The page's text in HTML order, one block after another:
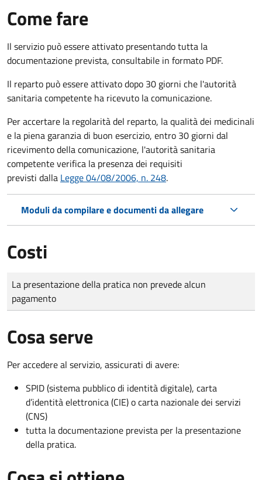
Come fare
Il servizio può essere attivato presentando tutta la
documentazione prevista, consultabile in formato PDF.
Il reparto può essere attivato dopo 30 giorni che l'autorità
sanitaria competente ha ricevuto la comunicazione.
Per accertare la regolarità del reparto, la qualità dei medicinali
e la piena garanzia di buon esercizio, entro 30 giorni dal
ricevimento della comunicazione, l'autorità sanitaria
competente verifica la presenza dei requisiti
previsti dalla Legge 04/08/2006, n. 248.
Moduli da compilare e documenti da allegare
Costi
Tipo di pagamento
Importo
La presentazione della pratica non prevede alcun
pagamento
Cosa serve
Per accedere al servizio, assicurati di avere:
SPID (sistema pubblico di identità digitale), carta
d’identità elettronica (CIE) o carta nazionale dei servizi
(CNS)
tutta la documentazione prevista per la presentazione
della pratica.